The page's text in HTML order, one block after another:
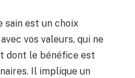
sain est un choix
vos valeurs, qui ne
dont le bénéfice est
Il implique un